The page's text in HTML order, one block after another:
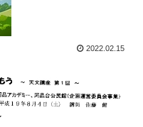
2022.02.15